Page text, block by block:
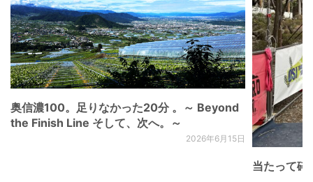
奥信濃100。足りなかった20分 。～ Beyond
the Finish Line そして、次へ。～
2026年6月15日
当たって砕